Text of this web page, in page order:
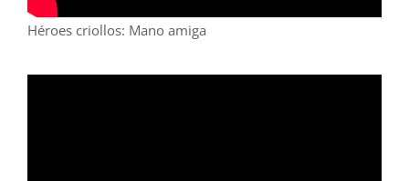
Héroes criollos: Mano amiga